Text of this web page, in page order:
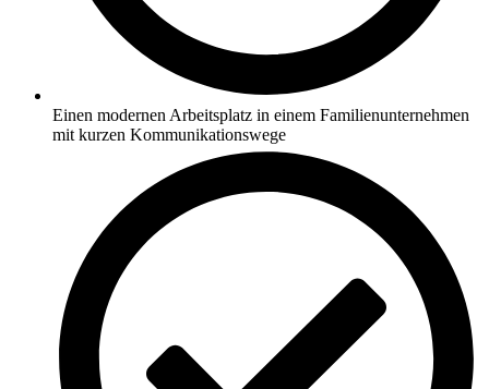
Einen modernen Arbeitsplatz in einem Familienunternehmen
mit kurzen Kommunikationswege